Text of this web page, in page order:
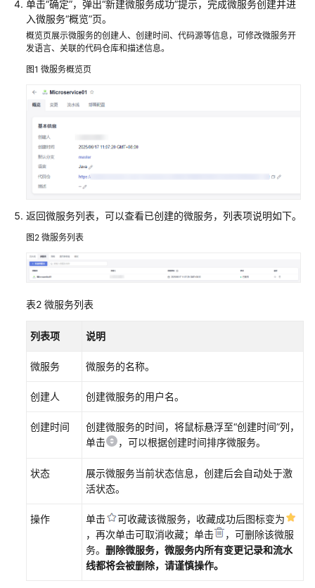
看
流
水
线
计
看
板
置
微
服
务
流
线
管
流
线
插
管
单击“确定”，弹出“新建微服务成功”提示，完成微服务创建并进
入微服务“概览”页。
概览页展示微服务的创建人、创建时间、代码源等信息，可修改微服务开
发语言、关联的代码仓库和描述信息。
图1 微服务概览页
返回微服务列表，可以查看已创建的微服务，列表项说明如下。
图2 微服务列表
表2 微服务列表
列表项 说明
微服务 微服务的名称。
创建人 创建微服务的用户名。
创建时间
创建微服务的时间，将鼠标悬浮至“创建时间”列，
单击
，可以根据创建时间排序微服务。
状态
展示微服务当前状态信息，创建后会自动处于激
活状态。
操作 单击
可收藏该微服务，收藏成功后图标变为
，再次单击可取消收藏；单击
，可删除该微服
务。 删除微服务，微服务内所有变更记录和流水
线都将会被删除，请谨慎操作。